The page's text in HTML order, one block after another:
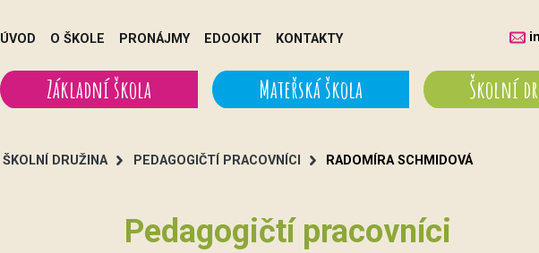
ÚVOD O ŠKOLE PRONÁJMY EDOOKIT KONTAKTY
Základní škola Mateřská škola Školní
ŠKOLNÍ DRUŽINA PEDAGOGIČTÍ PRACOVNÍCI RADOMÍRA SCHMIDOVÁ
Pedagogičtí pracovníci